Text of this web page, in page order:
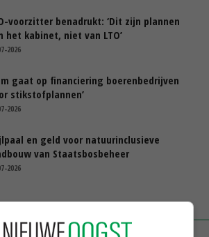
voorzitter benadrukt: ‘Dit zijn plannen
het kabinet, niet van LTO’
2026
gaat op financiering boerenbedrijven
stikstofplannen’
2026
en geld voor natuurinclusieve
van Staatsbosbeheer
2026